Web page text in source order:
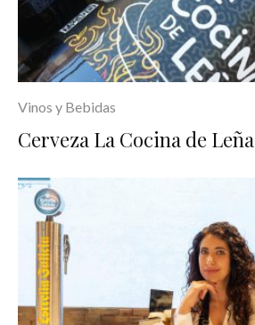
Vinos y Bebidas
Cerveza La Cocina de Leña